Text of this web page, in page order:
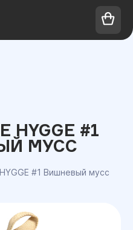
#1
МУСС
#1 Вишневый мусс